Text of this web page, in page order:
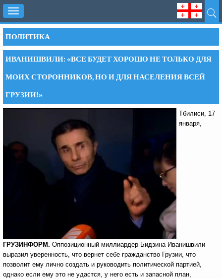
Toggle
navigation
ПОЛИТИКА
ИВАНИШВИЛИ: «ВСЕ БУДЕТ ХОРОШО НЕ ТОЛЬКО ДЛЯ
МОИХ СТОРОННИКОВ, НО И ДЛЯ НАСЕЛЕНИЯ ВСЕЙ
ГРУЗИИ!»
Тбилиси, 17
января,
ГРУЗИНФОРМ. Оппозиционный миллиардер Бидзина Иванишвили
выразил уверенность, что вернет себе гражданство Грузии, что
позволит ему лично создать и руководить политической партией,
однако если ему это не удастся, у него есть и запасной план,